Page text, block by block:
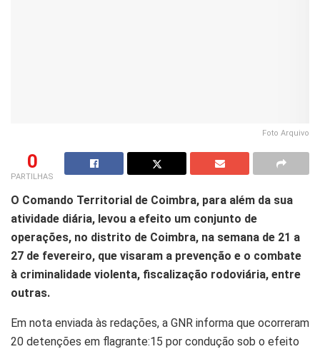
Foto Arquivo
0
PARTILHAS
O Comando Territorial de Coimbra, para além da sua
atividade diária, levou a efeito um conjunto de
operações, no distrito de Coimbra, na semana de 21 a
27 de fevereiro, que visaram a prevenção e o combate
à criminalidade violenta, fiscalização rodoviária, entre
outras.
Em nota enviada às redações, a GNR informa que ocorreram
20 detenções em flagrante:15 por condução sob o efeito